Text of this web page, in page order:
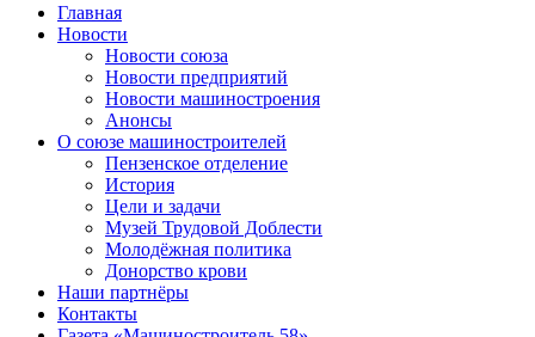
Главная
Новости
Новости союза
Новости предприятий
Новости машиностроения
Анонсы
О союзе машиностроителей
Пензенское отделение
История
Цели и задачи
Музей Трудовой Доблести
Молодёжная политика
Донорство крови
Наши партнёры
Контакты